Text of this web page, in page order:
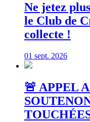
Ne jetez
le Club de
collecte !
01 sept. 2026
🚨 APPEL